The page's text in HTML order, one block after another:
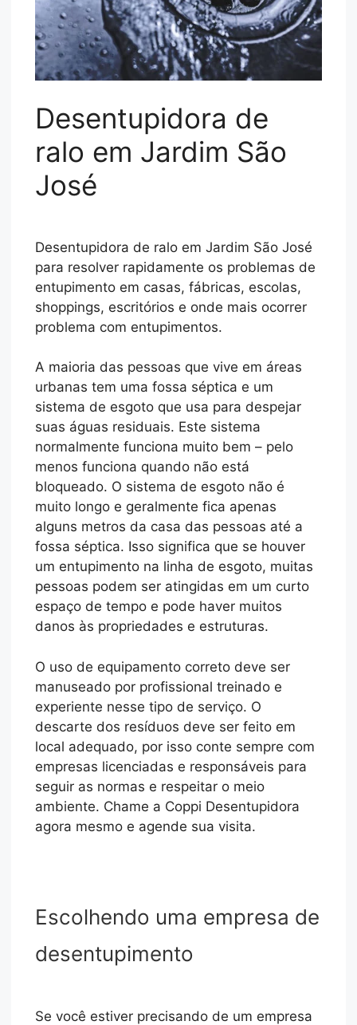
Desentupidora de
ralo em Jardim São
José
Desentupidora de ralo em Jardim São José
para resolver rapidamente os problemas de
entupimento em casas, fábricas, escolas,
shoppings, escritórios e onde mais ocorrer
problema com entupimentos.
A maioria das pessoas que vive em áreas
urbanas tem uma fossa séptica e um
sistema de esgoto que usa para despejar
suas águas residuais. Este sistema
normalmente funciona muito bem – pelo
menos funciona quando não está
bloqueado. O sistema de esgoto não é
muito longo e geralmente fica apenas
alguns metros da casa das pessoas até a
fossa séptica. Isso significa que se houver
um entupimento na linha de esgoto, muitas
pessoas podem ser atingidas em um curto
espaço de tempo e pode haver muitos
danos às propriedades e estruturas.
O uso de equipamento correto deve ser
manuseado por profissional treinado e
experiente nesse tipo de serviço. O
descarte dos resíduos deve ser feito em
local adequado, por isso conte sempre com
empresas licenciadas e responsáveis para
seguir as normas e respeitar o meio
ambiente. Chame a Coppi Desentupidora
agora mesmo e agende sua visita.
Escolhendo uma empresa de
desentupimento
Se você estiver precisando de um empresa